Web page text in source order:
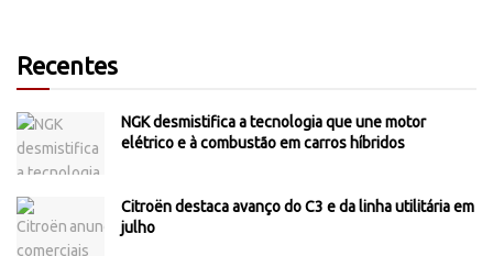
Recentes
NGK desmistifica a tecnologia que une motor
elétrico e à combustão em carros híbridos
Citroën destaca avanço do C3 e da linha utilitária em
julho